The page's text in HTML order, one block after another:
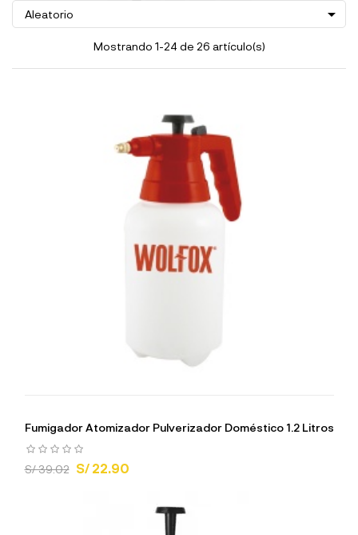
Aleatorio 
Mostrando 1-24 de 26 artículo(s)
Fumigador Atomizador Pulverizador Doméstico 1.2 Litros
S/ 39.02 S/ 22.90